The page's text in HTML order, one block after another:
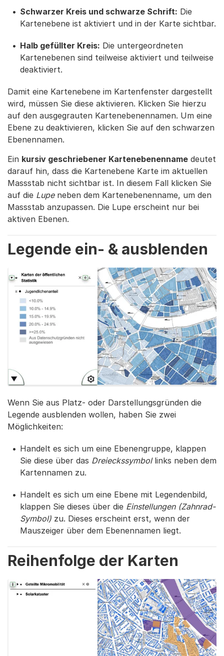
Schwarzer Kreis und schwarze Schrift: Die
Kartenebene ist aktiviert und in der Karte sichtbar.
Halb gefüllter Kreis: Die untergeordneten
Kartenebenen sind teilweise aktiviert und teilweise
deaktiviert.
Damit eine Kartenebene im Kartenfenster dargestellt
wird, müssen Sie diese aktivieren. Klicken Sie hierzu
auf den ausgegrauten Kartenebenennamen. Um eine
Ebene zu deaktivieren, klicken Sie auf den schwarzen
Ebenennamen.
Ein kursiv geschriebener Kartenebenenname deutet
darauf hin, dass die Kartenebene Karte im aktuellen
Massstab nicht sichtbar ist. In diesem Fall klicken Sie
auf die Lupe neben dem Kartenebenenname, um den
Massstab anzupassen. Die Lupe erscheint nur bei
aktiven Ebenen.
Legende ein- & ausblenden
Wenn Sie aus Platz- oder Darstellungsgründen die
Legende ausblenden wollen, haben Sie zwei
Möglichkeiten:
Handelt es sich um eine Ebenengruppe, klappen
Sie diese über das Dreieckssymbol links neben dem
Kartennamen zu.
Handelt es sich um eine Ebene mit Legendenbild,
klappen Sie dieses über die Einstellungen (Zahnrad-
Symbol) zu. Dieses erscheint erst, wenn der
Mauszeiger über dem Ebenennamen liegt.
Reihenfolge der Karten